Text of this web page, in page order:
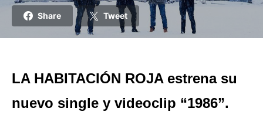
Share Tweet
LA HABITACIÓN ROJA estrena su
nuevo single y videoclip “1986”.